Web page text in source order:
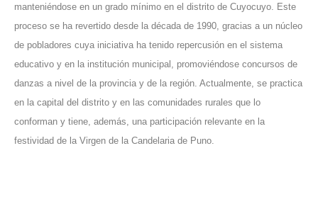
manteniéndose en un grado mínimo en el distrito de Cuyocuyo. Este
proceso se ha revertido desde la década de 1990, gracias a un núcleo
de pobladores cuya iniciativa ha tenido repercusión en el sistema
educativo y en la institución municipal, promoviéndose concursos de
danzas a nivel de la provincia y de la región. Actualmente, se practica
en la capital del distrito y en las comunidades rurales que lo
conforman y tiene, además, una participación relevante en la
festividad de la Virgen de la Candelaria de Puno.